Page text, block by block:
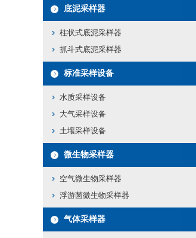
底泥采样器
柱状式底泥采样器
抓斗式底泥采样器
标准采样设备
水质采样设备
大气采样设备
土壤采样设备
微生物采样器
空气微生物采样器
浮游菌微生物采样器
气体采样器